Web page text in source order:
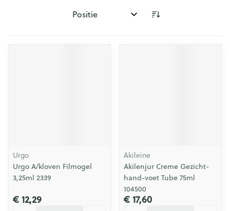
Sorteer op:
Urgo
Urgo A/kloven Filmogel
3,25ml 2339
€ 12,29
Akileine
Akilenjur Creme Gezicht-
hand-voet Tube 75ml
104500
€ 17,60